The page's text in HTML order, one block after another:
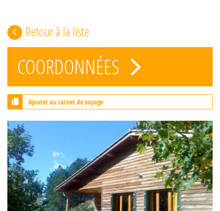
Retour à la liste
COORDONNÉES
Ajouter au carnet de voyage